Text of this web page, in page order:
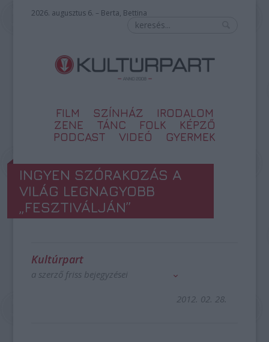
2026. augusztus 6. – Berta, Bettina
FILM SZÍNHÁZ
IRODALOM
ZENE
TÁNC FOLK
KÉPZŐ
PODCAST
VIDEÓ GYERMEK
INGYEN SZÓRAKOZÁS A
VILÁG LEGNAGYOBB
„FESZTIVÁLJÁN”
Kultúrpart
a szerző friss bejegyzései
2012. 02. 28.